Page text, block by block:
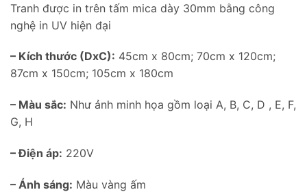
Tranh được in trên tấm mica dày 30mm bằng công
nghệ in UV hiện đại
– Kích thước (DxC): 45cm x 80cm; 70cm x 120cm;
87cm x 150cm; 105cm x 180cm
– Màu sắc: Như ảnh minh họa gồm loại A, B, C, D , E, F,
G, H
– Điện áp: 220V
– Ánh sáng: Màu vàng ấm